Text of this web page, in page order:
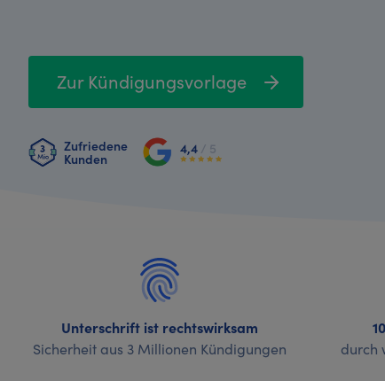
Zur Kündigungsvorlage
Zufriedene
Kunden
4,4 / 5
Unterschrift ist rechtswirksam
Sicherheit aus 3 Millionen Kündigungen
durch